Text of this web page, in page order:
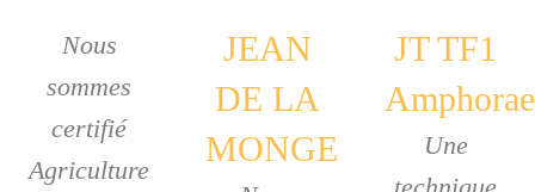
Nous
sommes
certifié
Agriculture
JEAN
DE LA
MONGE
JT TF1
Amphorae
Une